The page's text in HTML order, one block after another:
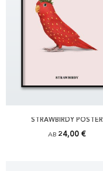
STRAWBIRDY POSTER
AB 24,00 €